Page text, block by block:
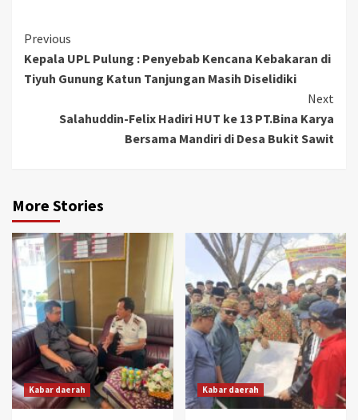
Continue
Reading
Previous
Kepala UPL Pulung : Penyebab Kencana Kebakaran di
Tiyuh Gunung Katun Tanjungan Masih Diselidiki
Next
Salahuddin-Felix Hadiri HUT ke 13 PT.Bina Karya
Bersama Mandiri di Desa Bukit Sawit
More Stories
Kabar daerah Kabar daerah